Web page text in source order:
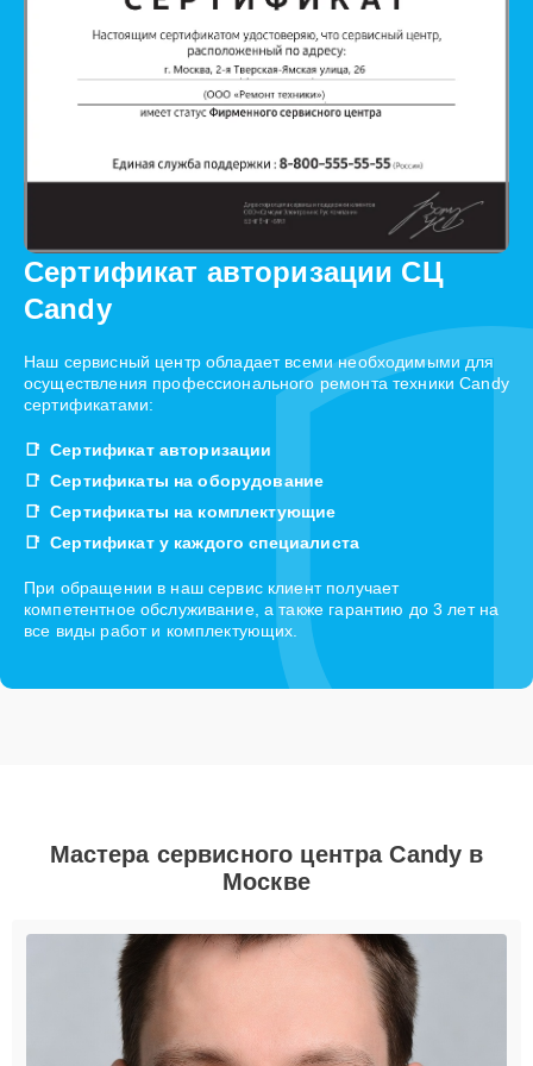
Сертификат авторизации СЦ
Candy
Наш сервисный центр обладает всеми необходимыми для
осуществления профессионального ремонта техники Candy
сертификатами:
Сертификат авторизации
Сертификаты на оборудование
Сертификаты на комплектующие
Сертификат у каждого специалиста
При обращении в наш сервис клиент получает
компетентное обслуживание, а также гарантию до 3 лет на
все виды работ и комплектующих.
Мастера сервисного центра Candy в
Москве